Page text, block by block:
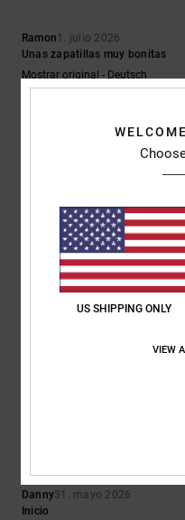
Ramon1. julio 2026
Unas zapatillas muy bonitas
Mostrar original - Deutsch
Comodidad: 5/5 Relación
Recomiendo este producto
18. junio 2026
Unas zapatillas geniales y se
Mostrar original - Dutch
Recomiendo este producto
Danny31. mayo 2026
Inicio
US SHIPPING ONLY
VIEW